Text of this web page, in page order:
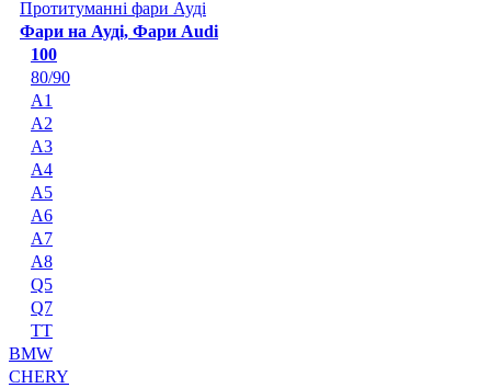
Протитуманні фари Ауді
Фари на Ауді, Фари Audi
100
80/90
A1
A2
A3
A4
A5
A6
A7
A8
Q5
Q7
TT
BMW
CHERY